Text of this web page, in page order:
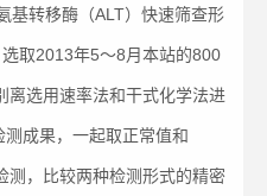
基转移酶（ALT）快速筛查形
取2013年5～8月本站的800
离选用速率法和干式化学法进
成果，一起取正常值和
测，比较两种检测形式的精密